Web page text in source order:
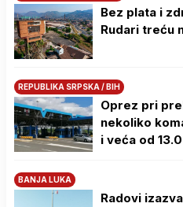
Bez plata i
Rudari treću
REPUBLIKA SRPSKA / BIH
Oprez pri
nekoliko
i veća od
BANJA LUKA
Radovi